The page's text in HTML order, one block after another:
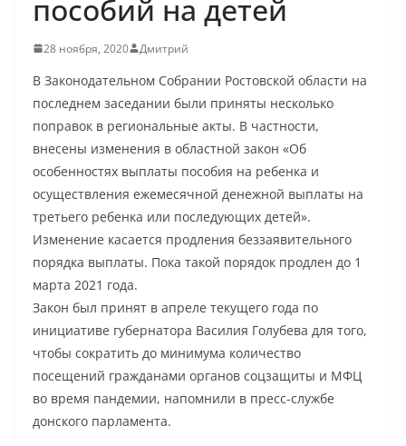
пособий на детей
28 ноября, 2020 Дмитрий
В Законодательном Собрании Ростовской области на
последнем заседании были приняты несколько
поправок в региональные акты. В частности,
внесены изменения в областной закон «Об
особенностях выплаты пособия на ребенка и
осуществления ежемесячной денежной выплаты на
третьего ребенка или последующих детей».
Изменение касается продления беззаявительного
порядка выплаты. Пока такой порядок продлен до 1
марта 2021 года.
Закон был принят в апреле текущего года по
инициативе губернатора Василия Голубева для того,
чтобы сократить до минимума количество
посещений гражданами органов соцзащиты и МФЦ
во время пандемии, напомнили в пресс-службе
донского парламента.